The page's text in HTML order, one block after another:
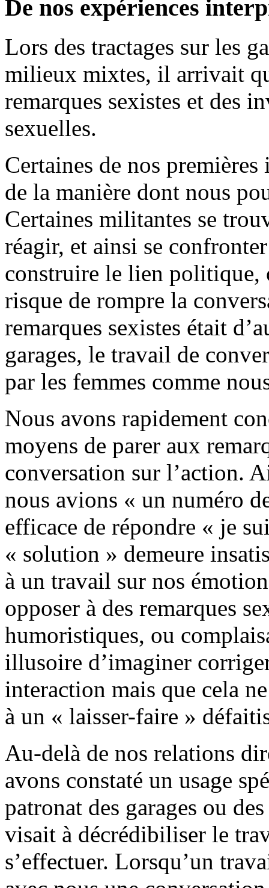
De nos expériences
Lors des tractages sur les
milieux mixtes, il arrivait
remarques sexistes et des
sexuelles.
Certaines de nos
de la manière dont nous
Certaines militantes se
réagir, et ainsi se
construire le lien politique,
risque de rompre la
remarques sexistes était
garages, le travail de
par les femmes comme
Nous avons rapidement
moyens de parer aux
conversation sur l’action.
nous avions « un numéro
efficace de répondre « je
« solution » demeure
à un travail sur nos
opposer à des remarques
humoristiques, ou
illusoire d’imaginer
interaction mais que cela
à un « laisser-faire »
Au-delà de nos relations
avons constaté un usage
patronat des garages ou
visait à décrédibiliser le
s’effectuer. Lorsqu’un